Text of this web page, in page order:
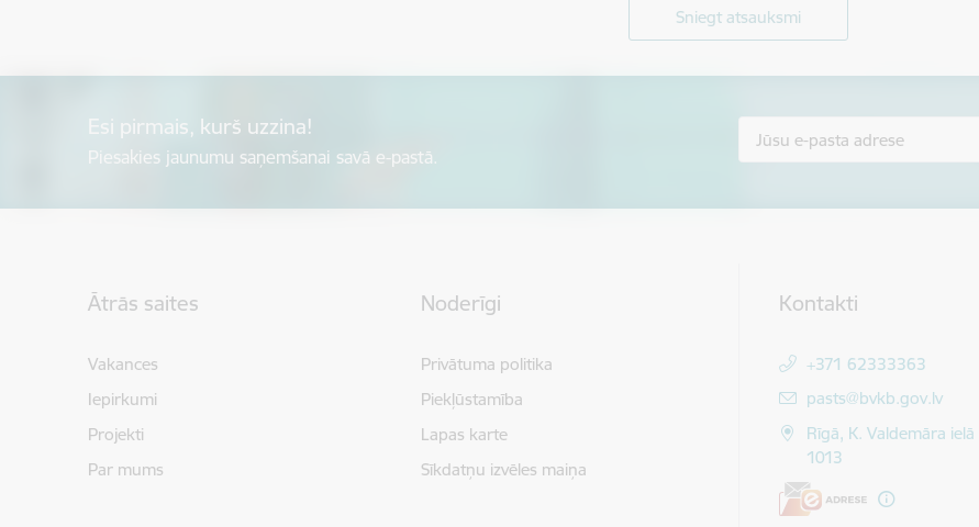
Sniegt atsauksmi
Esi pirmais, kurš uzzina!
Piesakies jaunumu saņemšanai savā e-pastā.
Ātrās saites
Vakances
Iepirkumi
Projekti
Par mums
Noderīgi
Privātuma politika
Piekļūstamība
Lapas karte
Sīkdatņu izvēles maiņa
Kontakti
+371 62333363
E-pasts:
pasts@bvkb.gov.lv
Rīgā, K. Valdemāra ielā
1013